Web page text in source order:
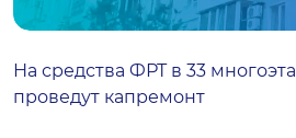
На средства ФРТ в 33
проведут капремонт